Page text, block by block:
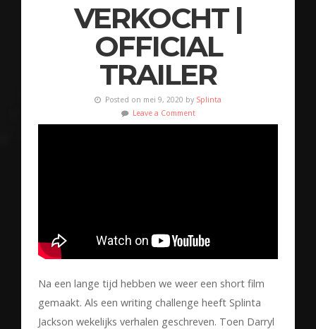
VERKOCHT |
OFFICIAL
TRAILER
Posted on mei 9, 2020 by Splinta
Leave a Comment
Na een lange tijd hebben we weer een short film
gemaakt. Als een writing challenge heeft Splinta
Jackson wekelijks verhalen geschreven. Toen Darryl